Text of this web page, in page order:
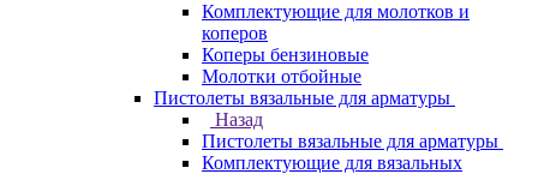
Комплектующие для молотков и
коперов
Коперы бензиновые
Молотки отбойные
Пистолеты вязальные для арматуры
Назад
Пистолеты вязальные для арматуры
Комплектующие для вязальных